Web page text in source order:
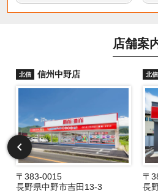
店舗案
北信 信州中野店
〒383-0015
長野県中野市吉田13-3
北信
〒
長